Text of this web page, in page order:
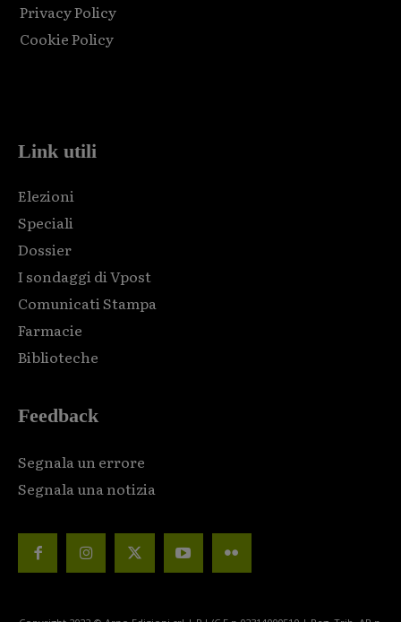
Privacy Policy
Cookie Policy
Link utili
Elezioni
Speciali
Dossier
I sondaggi di Vpost
Comunicati Stampa
Farmacie
Biblioteche
Feedback
Segnala un errore
Segnala una notizia